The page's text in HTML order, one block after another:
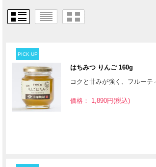
PICK UP
はちみつ りんご 160g
コクと甘みが強く、フルーテ
価格： 1,890円(税込)